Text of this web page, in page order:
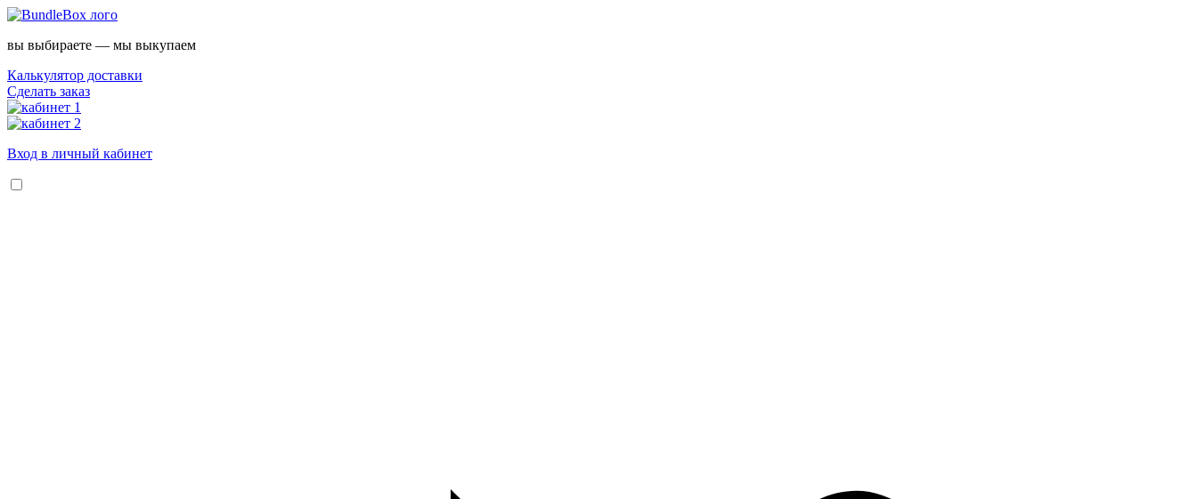
вы выбираете — мы выкупаем
Калькулятор доставки
Сделать заказ
Вход в личный кабинет